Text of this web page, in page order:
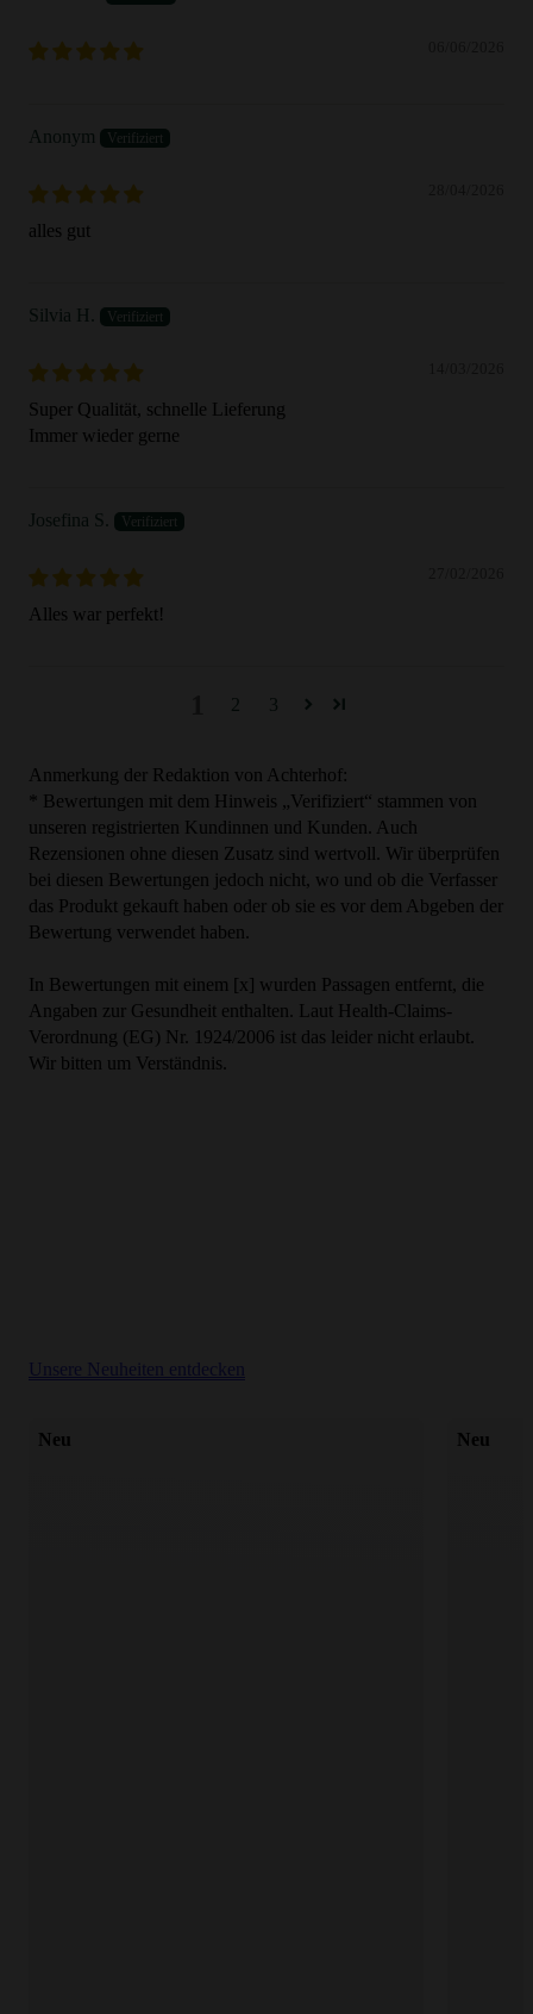
Anonym
alles gut
Silvia H.
Super Qualität, schnelle Lieferung
Immer wieder gerne
Josefina S.
Alles war perfekt!
2 3
Anmerkung der Redaktion von Achterhof:
* Bewertungen mit dem Hinweis „Verifiziert“ stammen von
unseren registrierten Kundinnen und Kunden. Auch
Rezensionen ohne diesen Zusatz sind wertvoll. Wir überprüfen
bei diesen Bewertungen jedoch nicht, wo und ob die Verfasser
das Produkt gekauft haben oder ob sie es vor dem Abgeben der
Bewertung verwendet haben.
In Bewertungen mit einem [x] wurden Passagen entfernt, die
Angaben zur Gesundheit enthalten. Laut Health-Claims-
Verordnung (EG) Nr. 1924/2006 ist das leider nicht erlaubt.
Wir bitten um Verständnis.
Unsere Neuheiten entdecken
Neu Neu